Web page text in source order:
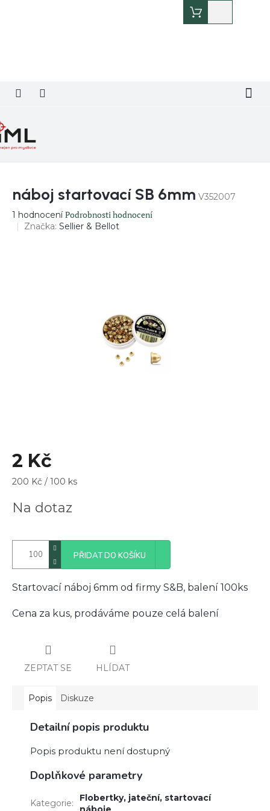
košík
náboj startovací SB 6mm V352007
Průměrné
hodnocení
1 hodnocení Podrobnosti hodnocení
Značka: Sellier & Bellot
2 Kč
Měrná
200 Kč / 100 ks
Na dotaz
PŘIDAT DO KOŠÍKU
Startovací náboj 6mm od firmy S&B, balení 100ks
Cena za kus, prodáváme pouze celá balení
ZEPTAT SE HLÍDAT
Popis Diskuze
Detailní popis produktu
Popis produktu není dostupný
Doplňkové parametry
Kategorie:
Flobertky, jateční, startovací